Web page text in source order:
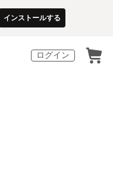
インストールする
ログイン